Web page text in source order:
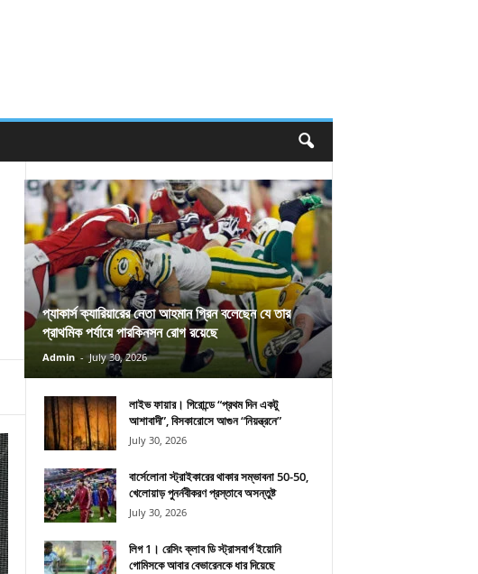
প্যাকার্স ক্যারিয়ারের নেতা আহমান গ্রিন বলেছেন যে তার
প্রাথমিক পর্যায়ে পারকিনসন রোগ রয়েছে
Admin - July 30, 2026
লাইভ ফায়ার। গিরোন্ডে “প্রথম দিন একটু
আশাবাদী”, বিসকারোসে আগুন “নিয়ন্ত্রনে”
July 30, 2026
বার্সেলোনা স্ট্রাইকারের থাকার সম্ভাবনা 50-50,
খেলোয়াড় পুনর্নবীকরণ প্রস্তাবে অসন্তুষ্ট
July 30, 2026
লিগ 1। রেসিং ক্লাব ডি স্ট্রাসবার্গ ইয়োনি
গোমিসকে আবার বেভারেনকে ধার দিয়েছে